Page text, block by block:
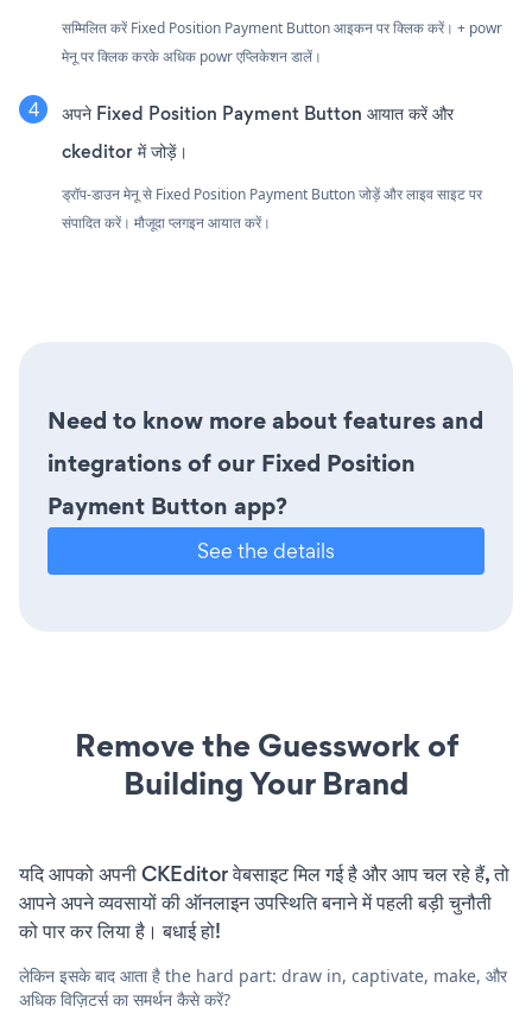
सम्मिलित करें Fixed Position Payment Button आइकन पर क्लिक करें। + powr
मेनू पर क्लिक करके अधिक powr एप्लिकेशन डालें।
अपने Fixed Position Payment Button आयात करें और
ckeditor में जोड़ें।
ड्रॉप-डाउन मेनू से Fixed Position Payment Button जोड़ें और लाइव साइट पर
संपादित करें। मौजूदा प्लगइन आयात करें।
Need to know more about features and
integrations of our Fixed Position
Payment Button app?
See the details
Remove the Guesswork of
Building Your Brand
यदि आपको अपनी CKEditor वेबसाइट मिल गई है और आप चल रहे हैं, तो
आपने अपने व्यवसायों की ऑनलाइन उपस्थिति बनाने में पहली बड़ी चुनौती
को पार कर लिया है। बधाई हो!
लेकिन इसके बाद आता है the hard part: draw in, captivate, make, और
अधिक विज़िटर्स का समर्थन कैसे करें?